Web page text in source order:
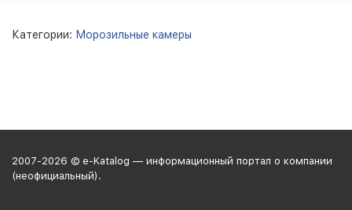
Категории: Морозильные камеры
2007-2026 © e-Katalog — информационный портал о компании
(неофициальный).